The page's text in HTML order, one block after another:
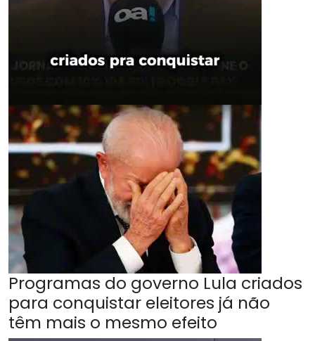
Programas do governo Lula criados
para conquistar eleitores já não
têm mais o mesmo efeito